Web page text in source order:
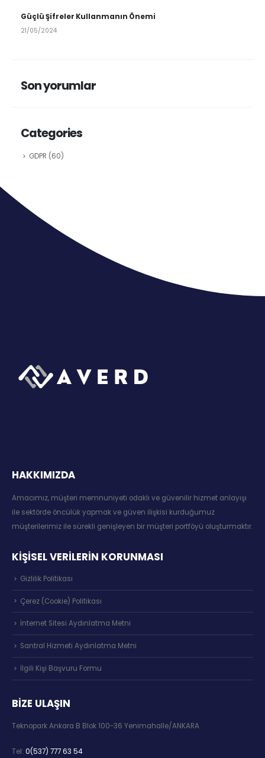
Güçlü Şifreler Kullanmanın Önemi
21/05/2024
Son yorumlar
Categories
GDPR (60)
HAKKIMIZDA
Amacımız, müşteri memnuniyeti odaklı ve güvenilir hizmet anlayışı
ile sektörde öncülük yapmak ve güven ilişkisi kurduğumuz
müşterilerimiz ile sürekli genişleyen bir müşteri portföyü oluşturmaktır.
KİŞİSEL VERİLERİN KORUNMASI
Gizlilik Politikası
Çerez (Cookie) Politikası
İnternet Sitesi Aydınlatma Metni
Santral Hizmeti Aydınlatma Metni
İlgili Kişi Başvuru Formu
BIZE ULAŞIN
Teknopark Ankara B Blok 100-36 Yenimahalle/ANKARA
Tel: 0(537) 777 63 54